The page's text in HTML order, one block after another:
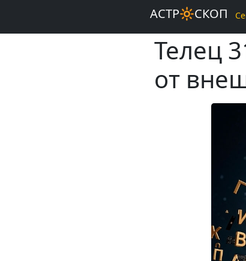
Телец
от
АСТР🔆СКОП